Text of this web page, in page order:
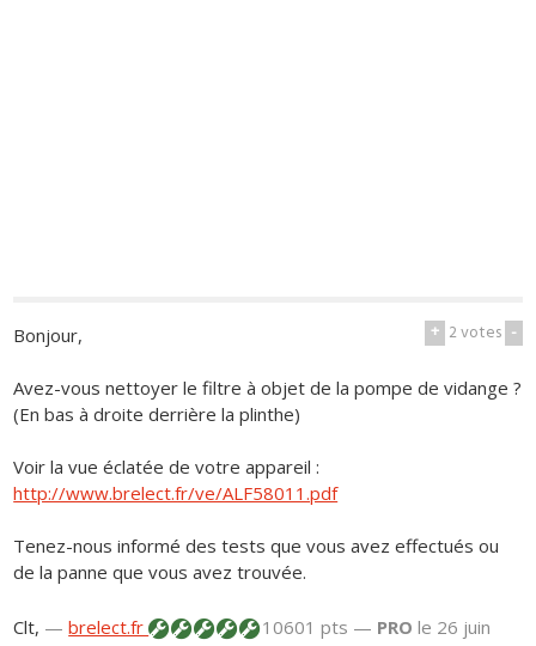
+ 2votes -
Bonjour,
Avez-vous nettoyer le filtre à objet de la pompe de vidange ?
(En bas à droite derrière la plinthe)
Voir la vue éclatée de votre appareil :
http://www.brelect.fr/ve/ALF58011.pdf
Tenez-nous informé des tests que vous avez effectués ou
de la panne que vous avez trouvée.
Clt, —brelect.fr 10601 pts — PRO le 26 juin